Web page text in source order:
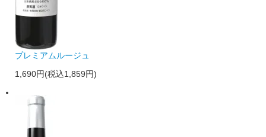
プレミアムルージュ
1,690円(税込1,859円)